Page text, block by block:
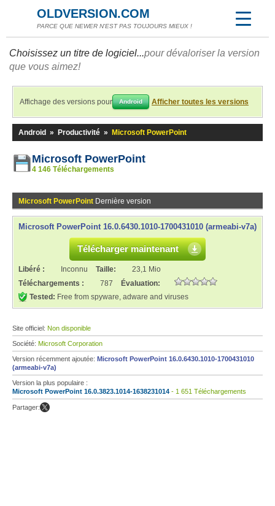
OLDVERSION.COM
PARCE QUE NEWER N'EST PAS TOUJOURS MIEUX !
Choisissez un titre de logiciel...pour dévaloriser la version
que vous aimez!
Affichage des versions pour Android Afficher toutes les versions
Android » Productivité » Microsoft PowerPoint
Microsoft PowerPoint
4 146 Téléchargements
Microsoft PowerPoint Dernière version
Microsoft PowerPoint 16.0.6430.1010-1700431010 (armeabi-v7a)
Télécharger maintenant
Libéré : Inconnu Taille:
23,1 Mio
Téléchargements :
787
Évaluation:
Tested: Free from spyware, adware and viruses
Site officiel: Non disponible
Société: Microsoft Corporation
Version récemment ajoutée: Microsoft PowerPoint 16.0.6430.1010-1700431010
(armeabi-v7a)
Version la plus populaire :
Microsoft PowerPoint 16.0.3823.1014-1638231014 - 1 651 Téléchargements
Partager: